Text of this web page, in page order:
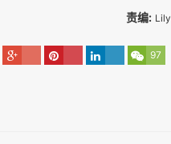
责编: Lily
97